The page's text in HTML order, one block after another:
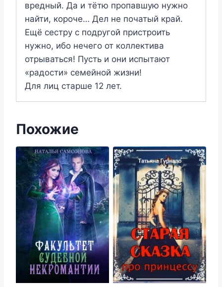
вредный. Да и тётю пропавшую нужно
найти, короче… Дел не початый край.
Ещё сестру с подругой пристроить
нужно, ибо нечего от коллектива
отрываться! Пусть и они испытают
«радости» семейной жизни!
Для лиц старше 12 лет.
Похожие